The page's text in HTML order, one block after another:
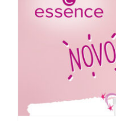
Predstavljamo vam